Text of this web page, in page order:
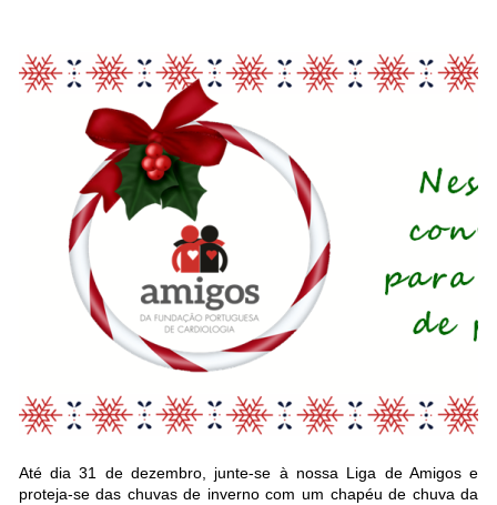
Até dia 31 de dezembro, junte-se à nossa Liga de Amigos e
proteja-se das chuvas de inverno com um chapéu de chuva da